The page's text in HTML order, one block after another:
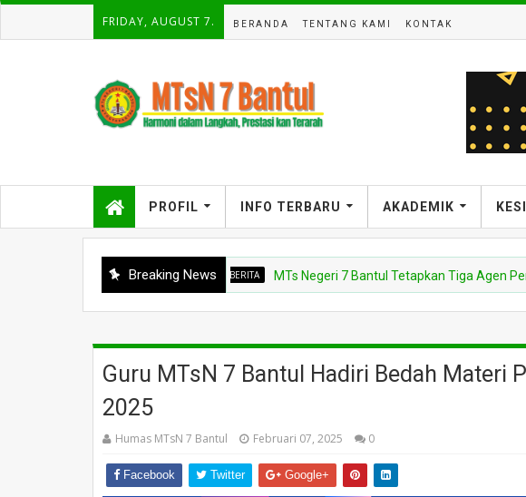
FRIDAY, AUGUST 7. BERANDA TENTANG KAMI KONTAK
PROFIL INFO TERBARU AKADEMIK
Breaking News
BERITA MTs Negeri 7 Bantul Tetapkan Tiga Agen
Guru MTsN 7 Bantul Hadiri Bedah Materi
2025
Humas MTsN 7 Bantul Februari 07, 2025 0
Facebook Twitter Google+